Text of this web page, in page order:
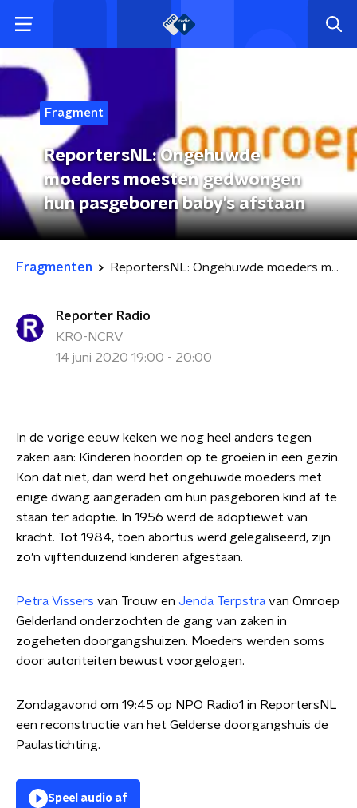
Fragment
ReportersNL: Ongehuwde
moeders moesten gedwongen
hun pasgeboren baby’s afstaan
Fragmenten ReportersNL: Ongehuwde moeders moesten gedwongen hun pasgeboren baby’s afstaan
Reporter Radio
KRO-NCRV
14 juni 2020 19:00 - 20:00
In de vorige eeuw keken we nog heel anders tegen
zaken aan: Kinderen hoorden op te groeien in een gezin.
Kon dat niet, dan werd het ongehuwde moeders met
enige dwang aangeraden om hun pasgeboren kind af te
staan ter adoptie. In 1956 werd de adoptiewet van
kracht. Tot 1984, toen abortus werd gelegaliseerd, zijn
zo’n vijftenduizend kinderen afgestaan.
Petra Vissers van Trouw en Jenda Terpstra van Omroep
Gelderland onderzochten de gang van zaken in
zogeheten doorgangshuizen. Moeders werden soms
door autoriteiten bewust voorgelogen.
Zondagavond om 19:45 op NPO Radio1 in ReportersNL
een reconstructie van het Gelderse doorgangshuis de
Paulastichting.
Speel audio af